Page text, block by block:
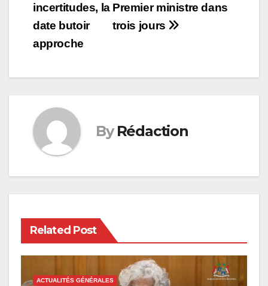
Premier ministre dans
trois jours
incertitudes, la
date butoir
approche
By Rédaction
Related Post
ACTUALITÉS GÉNÉRALES